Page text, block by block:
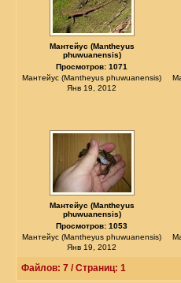
Мантейус (Mantheyus
phuwuanensis)
Просмотров: 1071
Мантейус (Mantheyus phuwuanensis)
Янв 19, 2012
Мантейус (Mantheyus
phuwuanensis)
Просмотров: 1053
Мантейус (Mantheyus phuwuanensis)
Янв 19, 2012
Файлов: 7 / Страниц: 1